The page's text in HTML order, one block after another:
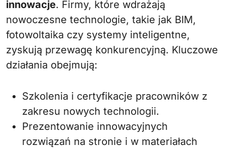
innowacje. Firmy, które wdrażają
nowoczesne technologie, takie jak BIM,
fotowoltaika czy systemy inteligentne,
zyskują przewagę konkurencyjną. Kluczowe
działania obejmują:
Szkolenia i certyfikacje pracowników z
zakresu nowych technologii.
Prezentowanie innowacyjnych
rozwiązań na stronie i w materiałach